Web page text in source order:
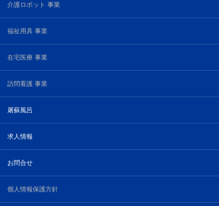
介護ロボット 事業
福祉用具 事業
在宅医療 事業
訪問看護 事業
屠蘇風呂
求人情報
お問合せ
個人情報保護方針